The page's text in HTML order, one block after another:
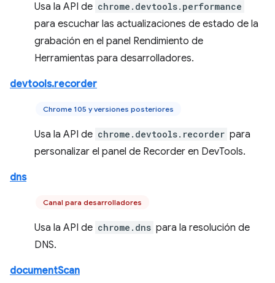
Usa la API de chrome.devtools.performance
para escuchar las actualizaciones de estado de la
grabación en el panel Rendimiento de
Herramientas para desarrolladores.
devtools.recorder
Chrome 105 y versiones posteriores
Usa la API de chrome.devtools.recorder para
personalizar el panel de Recorder en DevTools.
dns
Canal para desarrolladores
Usa la API de chrome.dns para la resolución de
DNS.
documentScan